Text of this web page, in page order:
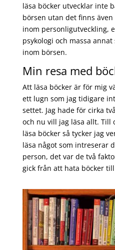
läsa böcker utvecklar inte
börsen utan det finns
inom personligutveckling,
psykologi och massa
inom börsen.
Min resa med
Att läsa böcker är för mig
ett lugn som jag tidigare
settet. Jag hade för cirka
och nu vill jag läsa allt. Till
läsa böcker så tycker jag
läsa något som intreserar
person, det var de två
gick från att hata böcker